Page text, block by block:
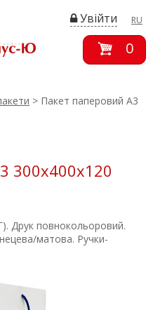
RU
Увійти
0
> Пакет паперовий А3
300х400х120
Друк повнокольоровий.
матова. Ручки-